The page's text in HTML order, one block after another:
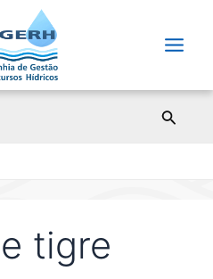
tigre